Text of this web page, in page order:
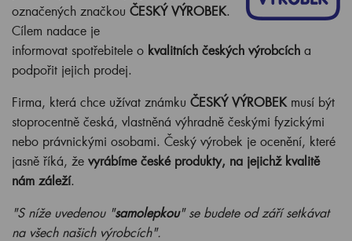
označených značkou ČESKÝ VÝROBEK.
Cílem nadace je
informovat spotřebitele o kvalitních českých výrobcích a
podpořit jejich prodej.
Firma, která chce užívat známku ČESKÝ VÝROBEKmusí být
stoprocentně česká, vlastněná výhradně českými fyzickými
nebo právnickými osobami. Český výrobek je ocenění, které
jasně říká, že vyrábíme české produkty, na jejichž kvalitě
nám záleží.
"S níže uvedenou "samolepkou" se budete od září setkávat
na všech našich výrobcích".